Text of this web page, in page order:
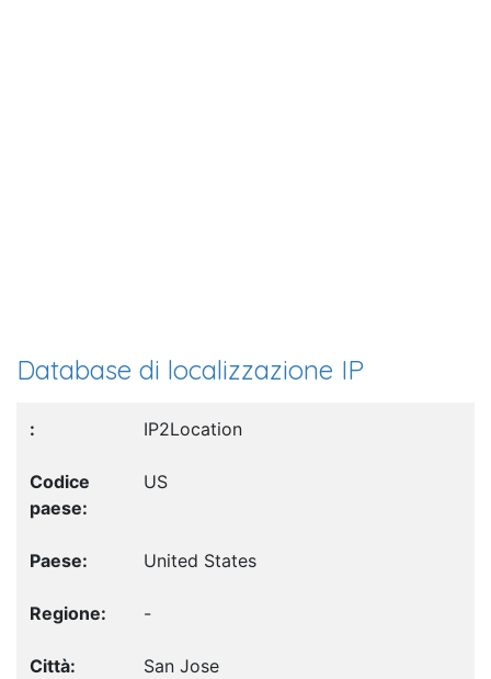
Database di localizzazione IP
IP2Location
US
United States
-
San Jose